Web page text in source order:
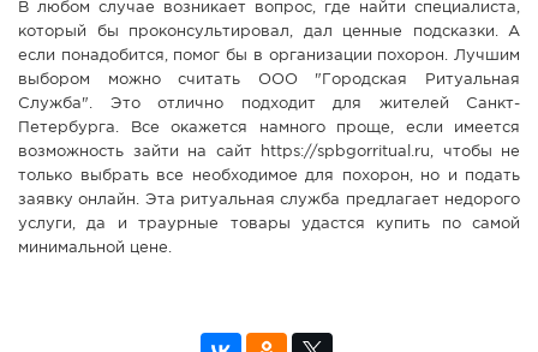
В любом случае возникает вопрос, где найти специалиста,
который бы проконсультировал, дал ценные подсказки. А
если понадобится, помог бы в организации похорон. Лучшим
выбором можно считать ООО "Городская Ритуальная
Служба". Это отлично подходит для жителей Санкт-
Петербурга. Все окажется намного проще, если имеется
возможность зайти на сайт https://spbgorritual.ru, чтобы не
только выбрать все необходимое для похорон, но и подать
заявку онлайн. Эта ритуальная служба предлагает недорого
услуги, да и траурные товары удастся купить по самой
минимальной цене.